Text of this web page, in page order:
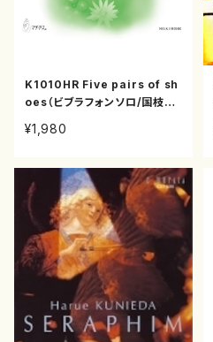
K1010HR Five pairs of sh
oes（ビブラフォンソロ/国枝春
¥1,980